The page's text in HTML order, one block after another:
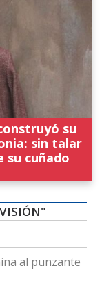
su
sin talar
su cuñado
al punzante